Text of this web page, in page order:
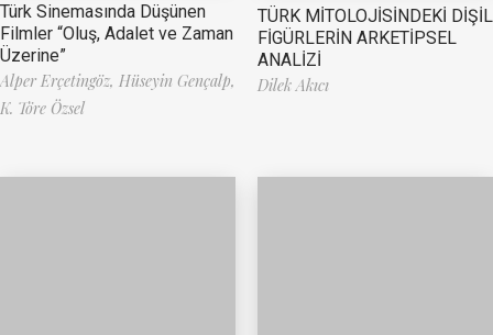
Türk Sinemasında Düşünen
Filmler “Oluş, Adalet ve Zaman
Üzerine”
Alper Erçetingöz, Hüseyin Gençalp,
K. Töre Özsel
TÜRK MİTOLOJİSİNDEKİ DİŞİL
FİGÜRLERİN ARKETİPSEL
ANALİZİ
Dilek Akıcı